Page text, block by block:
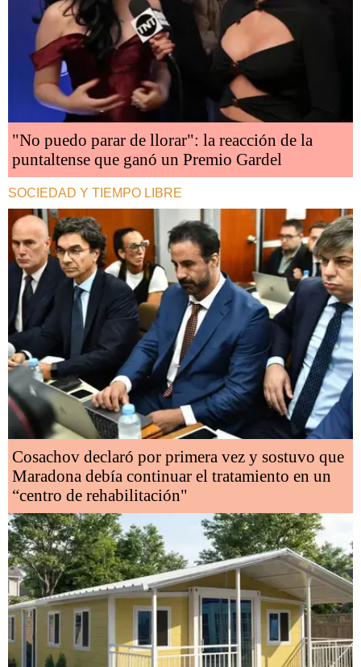
"No puedo parar de llorar": la reacción de la
puntaltense que ganó un Premio Gardel
SOCIEDAD Y TIEMPO LIBRE
Cosachov declaró por primera vez y sostuvo que
Maradona debía continuar el tratamiento en un
“centro de rehabilitación"